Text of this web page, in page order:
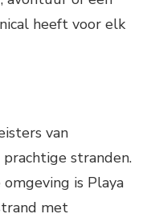
heeft voor elk
van
prachtige stranden.
is Playa
met